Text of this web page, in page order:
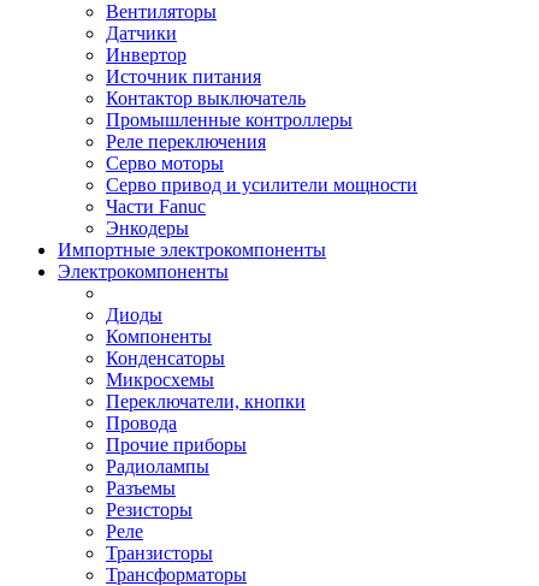
Вентиляторы
Датчики
Инвертор
Источник питания
Контактор выключатель
Промышленные контроллеры
Реле переключения
Серво моторы
Серво привод и усилители мощности
Части Fanuc
Энкодеры
Импортные электрокомпоненты
Электрокомпоненты
Диоды
Компоненты
Конденсаторы
Микросхемы
Переключатели, кнопки
Провода
Прочие приборы
Радиолампы
Разъемы
Резисторы
Реле
Транзисторы
Трансформаторы